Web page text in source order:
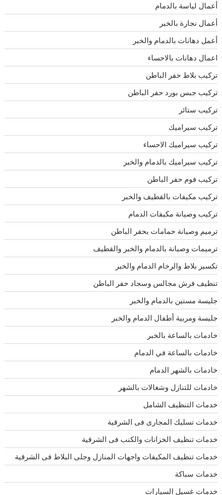
أعمال لياسة بالدمام
أعمال نجارة بالخبر
أعمل دهانات بالدمام والخبر
اعمال دهانات بالاحساء
تركيب بلاط حفر الباطن
تركيب جبس بورد حفر الباطن
تركيب ستائر
تركيب سيراميك
تركيب سيراميك الاحساء
تركيب سيراميك بالدمام والخبر
تركيب فوم حفر الباطن
تركيب مكيفات بالقطيف والخبر
تركيب وصيانة مكيفات الدمام
ترميم وصيانة حمامات بحفر الباطن
ترميمات وصيانة بالدمام والخبر والقطيف
تكسير بلاط والرخام الدمام والخبر
تنظيف فرش مجالس وسجاد حفر الباطن
جليسة مسنين بالدمام والخبر
جليسة ومربية أطفال الدمام والخبر
خادمات بالساعة بالخبر
خادمات بالساعة في الدمام
خادمات بالشهر الدمام
خادمات للتنازل وشغالات بالشهر
خدمات التنظيف الشامل
خدمات تسليك المجارى فى الشرقية
خدمات تنظيف الخزانات والكنب فى الشرقية
خدمات تنظيف المكيفات واجهات المنازل وجلى البلاط فى الشرقية
خدمات سباكة
خدمات غسيل السيارات